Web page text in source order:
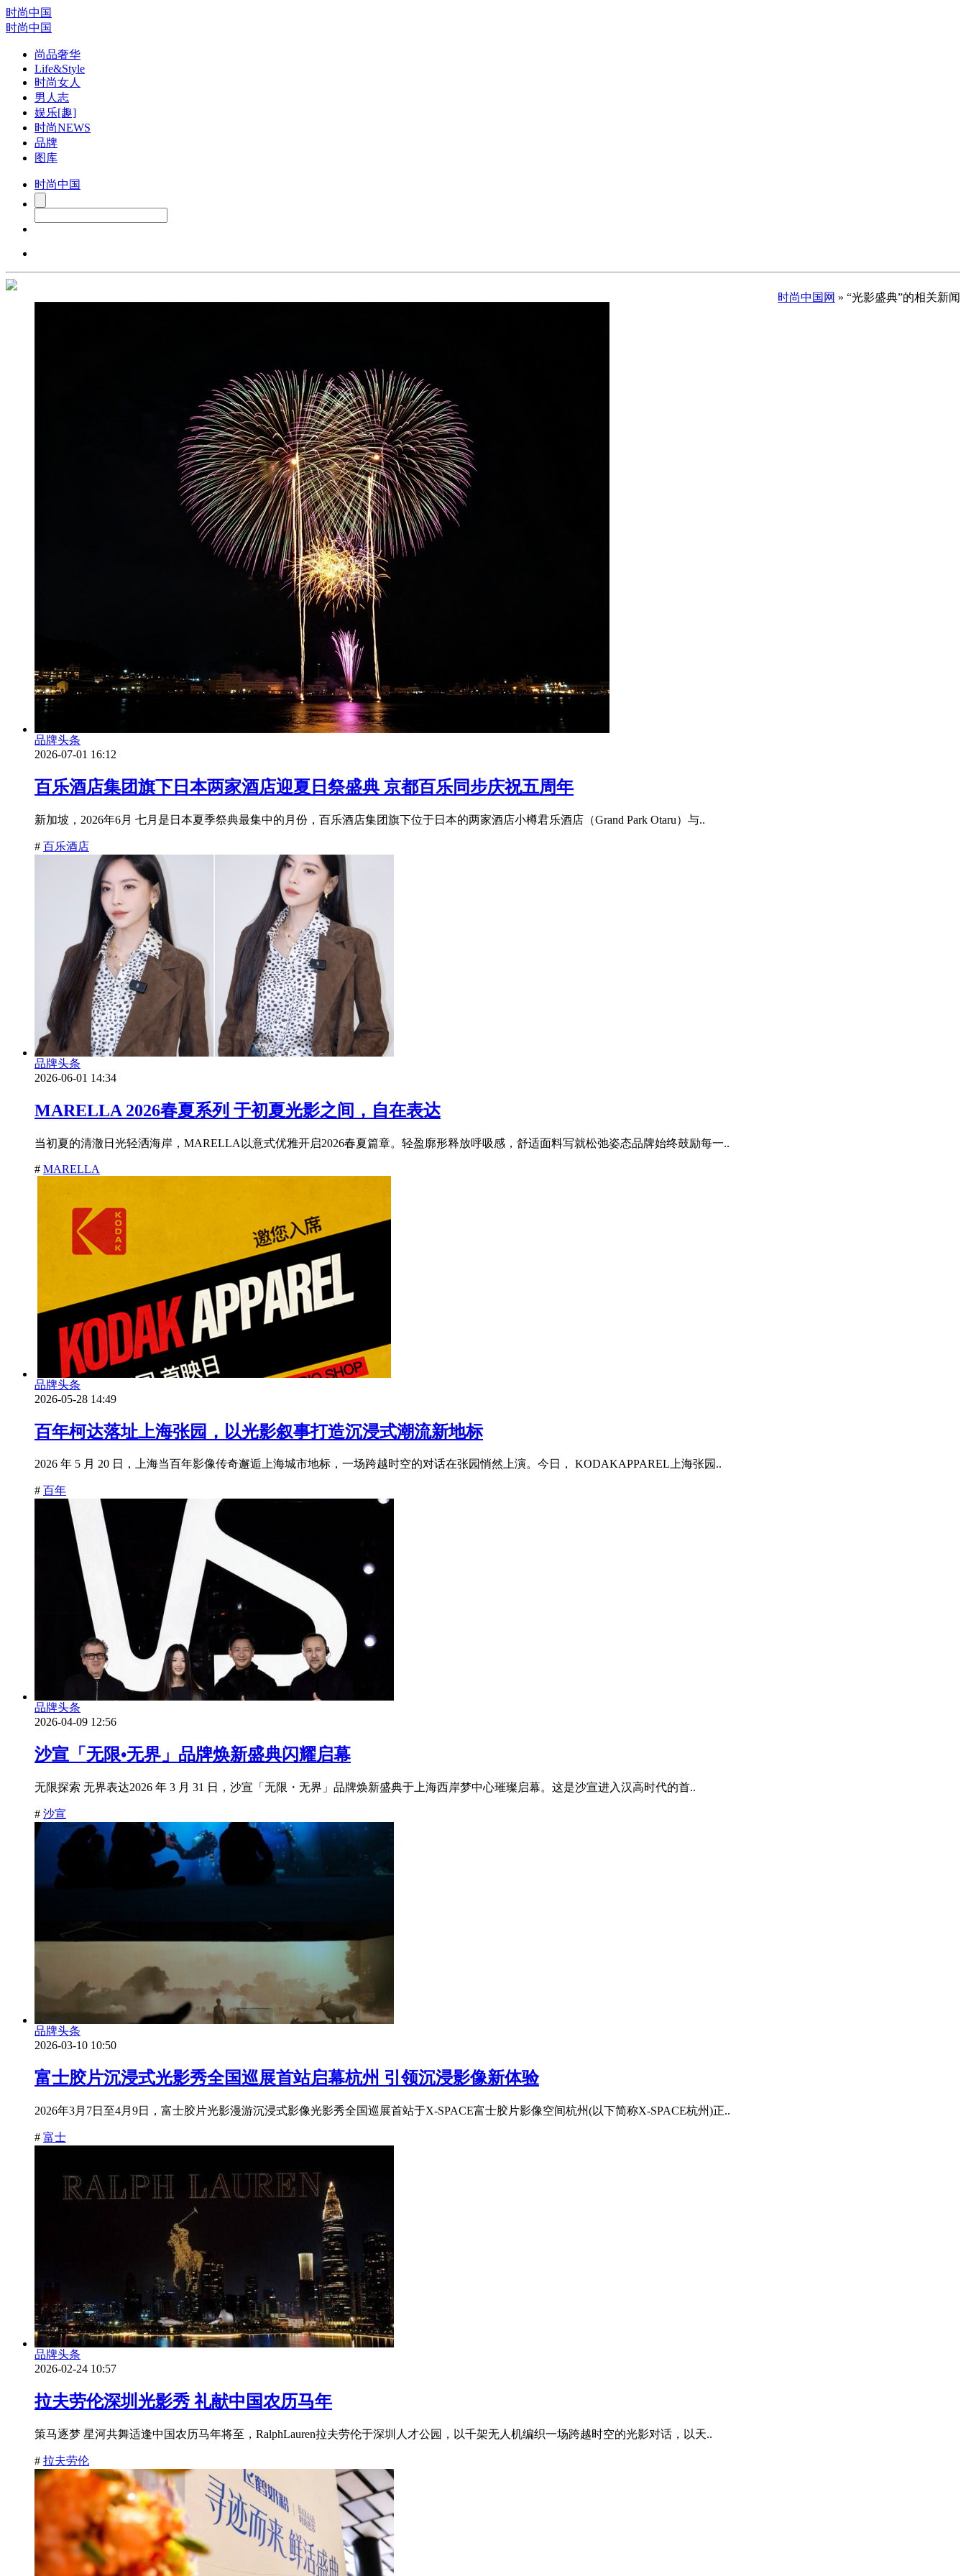
时尚中国
时尚中国
尚品奢华
Life&Style
时尚女人
男人志
娱乐[趣]
时尚NEWS
品牌
图库
时尚中国
时尚中国网 » “光影盛典”的相关新闻
品牌头条
2026-07-01 16:12
百乐酒店集团旗下日本两家酒店迎夏日祭盛典 京都百乐同步庆祝五周年
新加坡，2026年6月 七月是日本夏季祭典最集中的月份，百乐酒店集团旗下位于日本的两家酒店小樽君乐酒店（Grand Park Otaru）与..
# 百乐酒店
品牌头条
2026-06-01 14:34
MARELLA 2026春夏系列 于初夏光影之间，自在表达
当初夏的清澈日光轻洒海岸，MARELLA以意式优雅开启2026春夏篇章。轻盈廓形释放呼吸感，舒适面料写就松弛姿态品牌始终鼓励每一..
# MARELLA
品牌头条
2026-05-28 14:49
百年柯达落址上海张园，以光影叙事打造沉浸式潮流新地标
2026 年 5 月 20 日，上海当百年影像传奇邂逅上海城市地标，一场跨越时空的对话在张园悄然上演。今日， KODAKAPPAREL上海张园..
# 百年
品牌头条
2026-04-09 12:56
沙宣「无限•无界」品牌焕新盛典闪耀启幕
无限探索 无界表达2026 年 3 月 31 日，沙宣「无限・无界」品牌焕新盛典于上海西岸梦中心璀璨启幕。这是沙宣进入汉高时代的首..
# 沙宣
品牌头条
2026-03-10 10:50
富士胶片沉浸式光影秀全国巡展首站启幕杭州 引领沉浸影像新体验
2026年3月7日至4月9日，富士胶片光影漫游沉浸式影像光影秀全国巡展首站于X-SPACE富士胶片影像空间杭州(以下简称X-SPACE杭州)正..
# 富士
品牌头条
2026-02-24 10:57
拉夫劳伦深圳光影秀 礼献中国农历马年
策马逐梦 星河共舞适逢中国农历马年将至，RalphLauren拉夫劳伦于深圳人才公园，以千架无人机编织一场跨越时空的光影对话，以天..
# 拉夫劳伦